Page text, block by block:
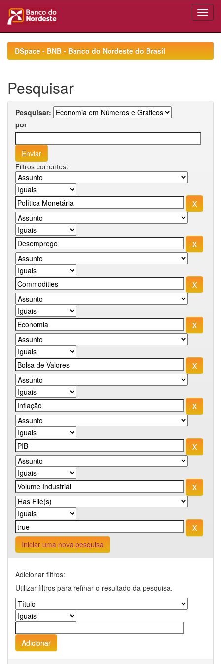
navigationDSpace - BNB - Banco do Nordeste do Brasil
Pesquisar
Pesquisar:
por
Filtros correntes:
Iniciar uma nova pesquisa
Adicionar filtros:
Utilizar filtros para refinar o resultado da pesquisa.